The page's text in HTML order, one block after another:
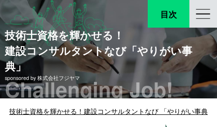
技術士資格を輝かせる！
建設コンサルタントなび「やりがい事
典」
sponsored by 株式会社フジヤマ
目次
Challenging Job!
技術士資格を輝かせる！建設コンサルタントなび 「やりがい事典」